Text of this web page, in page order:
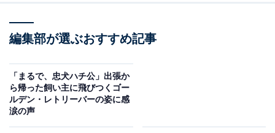
編集部が選ぶおすすめ記事
「まるで、忠犬ハチ公」出張か
ら帰った飼い主に飛びつくゴー
ルデン・レトリーバーの姿に感
涙の声